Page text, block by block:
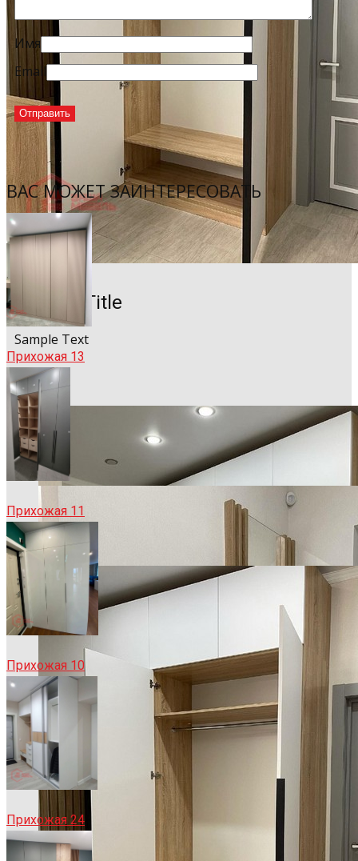
Sample Title
Sample Text
Имя
Email
ВАС МОЖЕТ ЗАИНТЕРЕСОВАТЬ
Прихожая 13
Прихожая 11
Прихожая 10
Прихожая 24